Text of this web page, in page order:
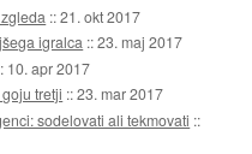
::21. okt 2017
igralca ::23. maj 2017
10. apr 2017
tretji ::23. mar 2017
sodelovati ali tekmovati ::